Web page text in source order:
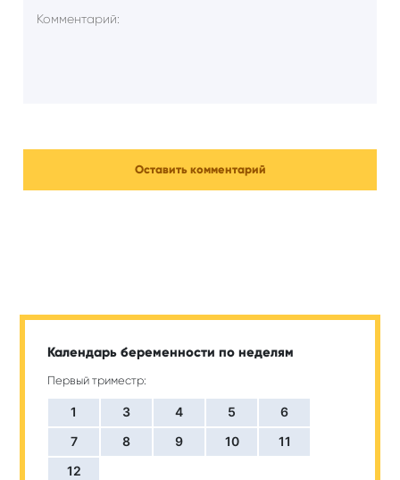
Календарь беременности по неделям
Первый триместр:
1 3 4 5
6
7
8 9 10
11
12